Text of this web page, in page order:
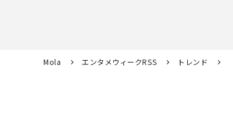
Mola エンタメウィークRSS トレンド